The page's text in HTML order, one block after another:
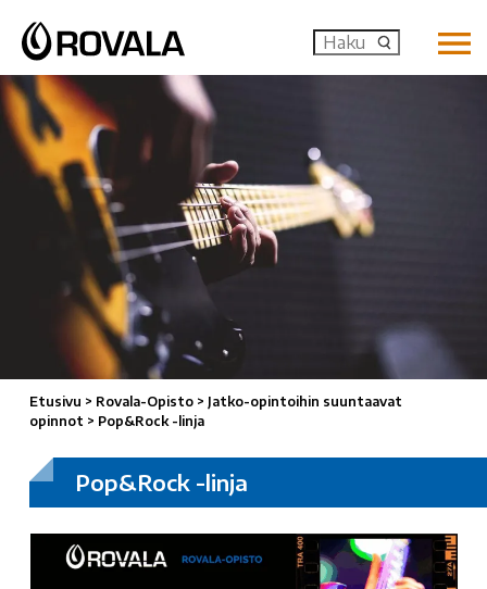
Etusivu > Rovala-Opisto > Jatko-opintoihin suuntaavat
opinnot > Pop&Rock -linja
Pop&Rock -linja